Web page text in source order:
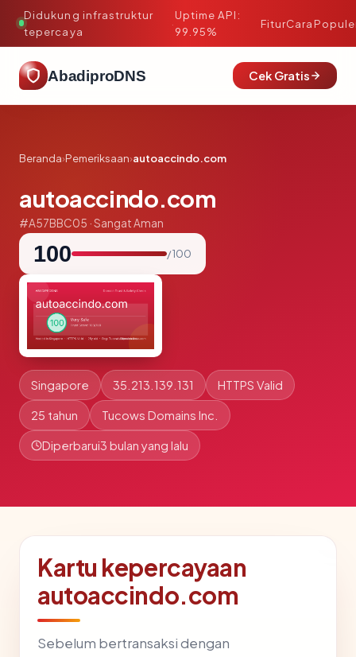
Didukung infrastruktur
tepercaya
·
Uptime API:
99.95%
FiturCara
AbadiproDNS Cek Gratis
Beranda›Pemeriksaan›autoaccindo.com
autoaccindo.com
#A57BBC05 · Sangat Aman
100 / 100
Singapore 35.213.139.131 HTTPS Valid
25 tahun Tucows Domains Inc.
Diperbarui3 bulan yang lalu
Kartu kepercayaan
autoaccindo.com
Sebelum bertransaksi dengan